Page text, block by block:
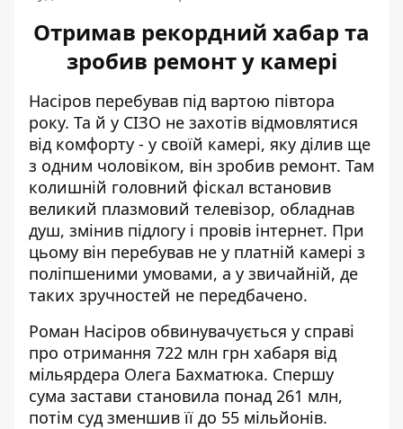
Отримав рекордний хабар та
зробив ремонт у камері
Насіров перебував під вартою півтора
року. Та й у СІЗО не захотів відмовлятися
від комфорту - у своїй камері, яку ділив ще
з одним чоловіком, він зробив ремонт. Там
колишній головний фіскал встановив
великий плазмовий телевізор, обладнав
душ, змінив підлогу і провів інтернет. При
цьому він перебував не у платній камері з
поліпшеними умовами, а у звичайній, де
таких зручностей не передбачено.
Роман Насіров обвинувачується у справі
про отримання 722 млн грн хабаря від
мільярдера Олега Бахматюка. Спершу
сума застави становила понад 261 млн,
потім суд зменшив її до 55 мільйонів.